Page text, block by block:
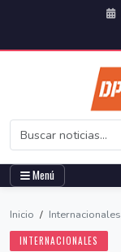
Menú
Inicio / Internacionales
INTERNACIONALES